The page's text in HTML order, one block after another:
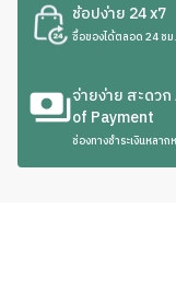
ช้อปง่าย 24 x7
ซื้อของได้ตลอด 24 ชม.
จ่ายง่าย สะดว
of Payment
ช่องทางชำระเงินหลาก